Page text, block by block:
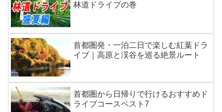
林道ドライブの巻
首都圏発・一泊二日で楽しむ紅葉ドラ
イブ｜高原と渓谷を巡る絶景ルート
首都圏から日帰りで行けるおすすめド
ライブコースベスト7